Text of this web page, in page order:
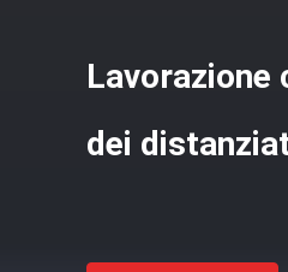
Lavorazione
dei